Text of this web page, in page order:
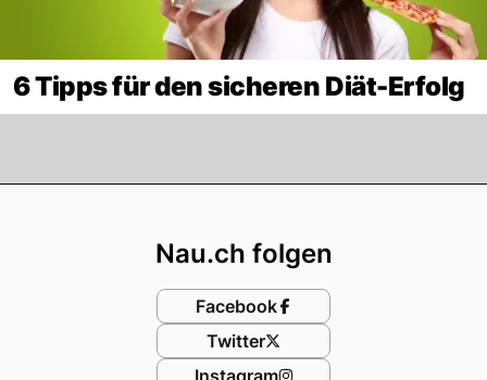
6 Tipps für den sicheren Diät-Erfolg
Nau.ch folgen
Facebook
Twitter
Instagram